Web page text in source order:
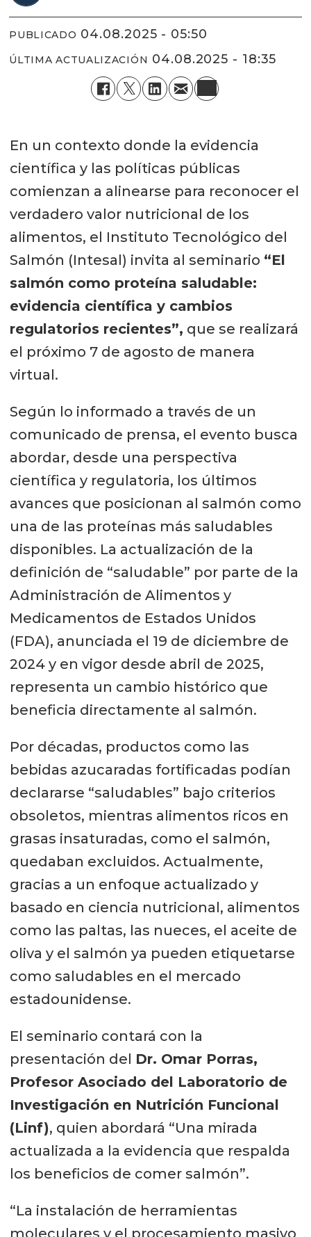
PUBLICADO 04.08.2025 - 05:50
ÚLTIMA ACTUALIZACIÓN 04.08.2025 - 18:35
En un contexto donde la evidencia
científica y las políticas públicas
comienzan a alinearse para reconocer el
verdadero valor nutricional de los
alimentos, el Instituto Tecnológico del
Salmón (Intesal) invita al seminario “El
salmón como proteína saludable:
evidencia científica y cambios
regulatorios recientes”, que se realizará
el próximo 7 de agosto de manera
virtual.
Según lo informado a través de un
comunicado de prensa, el evento busca
abordar, desde una perspectiva
científica y regulatoria, los últimos
avances que posicionan al salmón como
una de las proteínas más saludables
disponibles. La actualización de la
definición de “saludable” por parte de la
Administración de Alimentos y
Medicamentos de Estados Unidos
(FDA), anunciada el 19 de diciembre de
2024 y en vigor desde abril de 2025,
representa un cambio histórico que
beneficia directamente al salmón.
Por décadas, productos como las
bebidas azucaradas fortificadas podían
declararse “saludables” bajo criterios
obsoletos, mientras alimentos ricos en
grasas insaturadas, como el salmón,
quedaban excluidos. Actualmente,
gracias a un enfoque actualizado y
basado en ciencia nutricional, alimentos
como las paltas, las nueces, el aceite de
oliva y el salmón ya pueden etiquetarse
como saludables en el mercado
estadounidense.
El seminario contará con la
presentación del Dr. Omar Porras,
Profesor Asociado del Laboratorio de
Investigación en Nutrición Funcional
(Linf), quien abordará “Una mirada
actualizada a la evidencia que respalda
los beneficios de comer salmón”.
“La instalación de herramientas
moleculares y el procesamiento masivo